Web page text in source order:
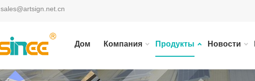
sales@artsign.net.cn
Дом Компания Продукты Новости